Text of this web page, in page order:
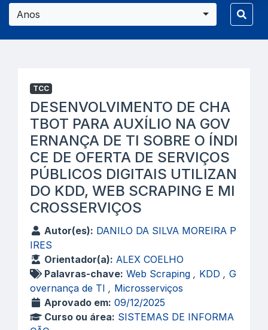
Anos
TCC
DESENVOLVIMENTO DE CHA
TBOT PARA AUXÍLIO NA GOV
ERNANÇA DE TI SOBRE O ÍNDI
CE DE OFERTA DE SERVIÇOS
PÚBLICOS DIGITAIS UTILIZAN
DO KDD, WEB SCRAPING E MI
CROSSERVIÇOS
Autor(es): DANILO DA SILVA MOREIRA P
IRES
Orientador(a): ALEX COELHO
Palavras-chave: Web Scraping , KDD , G
overnança de TI , Microsserviços
Aprovado em: 09/12/2025
Curso ou área: SISTEMAS DE INFORMA